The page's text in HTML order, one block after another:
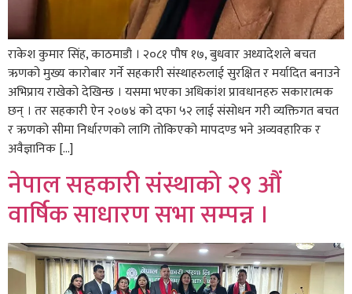
राकेश कुमार सिंह, काठमाडौ । २०८१ पौष १७, बुधवार अध्यादेशले बचत
ऋणको मुख्य कारोबार गर्ने सहकारी संस्थाहरुलाई सुरक्षित र मर्यादित बनाउने
अभिप्राय राखेको देखिन्छ । यसमा भएका अधिकांश प्रावधानहरु सकारात्मक
छन् । तर सहकारी ऐन २०७४ को दफा ५२ लाई संसोधन गरी व्यक्तिगत बचत
र ऋणको सीमा निर्धारणको लागि तोकिएको मापदण्ड भने अव्यवहारिक र
अवैज्ञानिक […]
नेपाल सहकारी संस्थाको २९ औं
वार्षिक साधारण सभा सम्पन्न ।